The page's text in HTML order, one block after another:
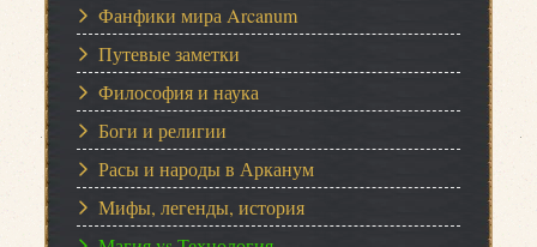
Фанфики мира Arcanum
Путевые заметки
Философия и наука
Боги и религии
Расы и народы в Арканум
Мифы, легенды, история